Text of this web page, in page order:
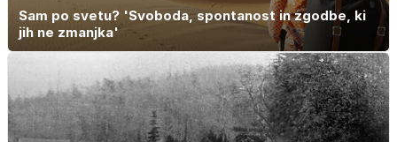
Sam po svetu? 'Svoboda, spontanost in zgodbe, ki
jih ne zmanjka'